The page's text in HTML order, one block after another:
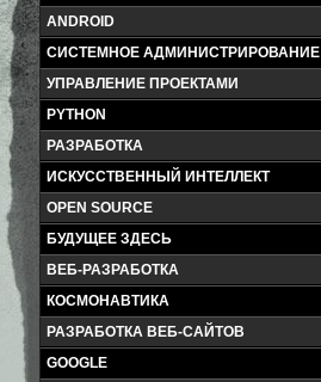
ANDROID
СИСТЕМНОЕ АДМИНИСТРИРОВАНИЕ
УПРАВЛЕНИЕ ПРОЕКТАМИ
PYTHON
РАЗРАБОТКА
ИСКУССТВЕННЫЙ ИНТЕЛЛЕКТ
OPEN SOURCE
БУДУЩЕЕ ЗДЕСЬ
ВЕБ-РАЗРАБОТКА
КОСМОНАВТИКА
РАЗРАБОТКА ВЕБ-САЙТОВ
GOOGLE